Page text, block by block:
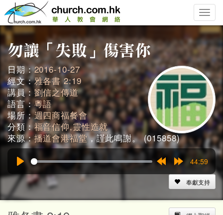
Toggle
日期：2016-10-27
經文：雅各書 2:19
講員： 劉信之傳道
語言：粵語
場所：週四商福餐會
分類：福音信仰,靈性造就
來源：播道會港福堂，謹此鳴謝。 (015858)
15s
44:59
奉獻支持